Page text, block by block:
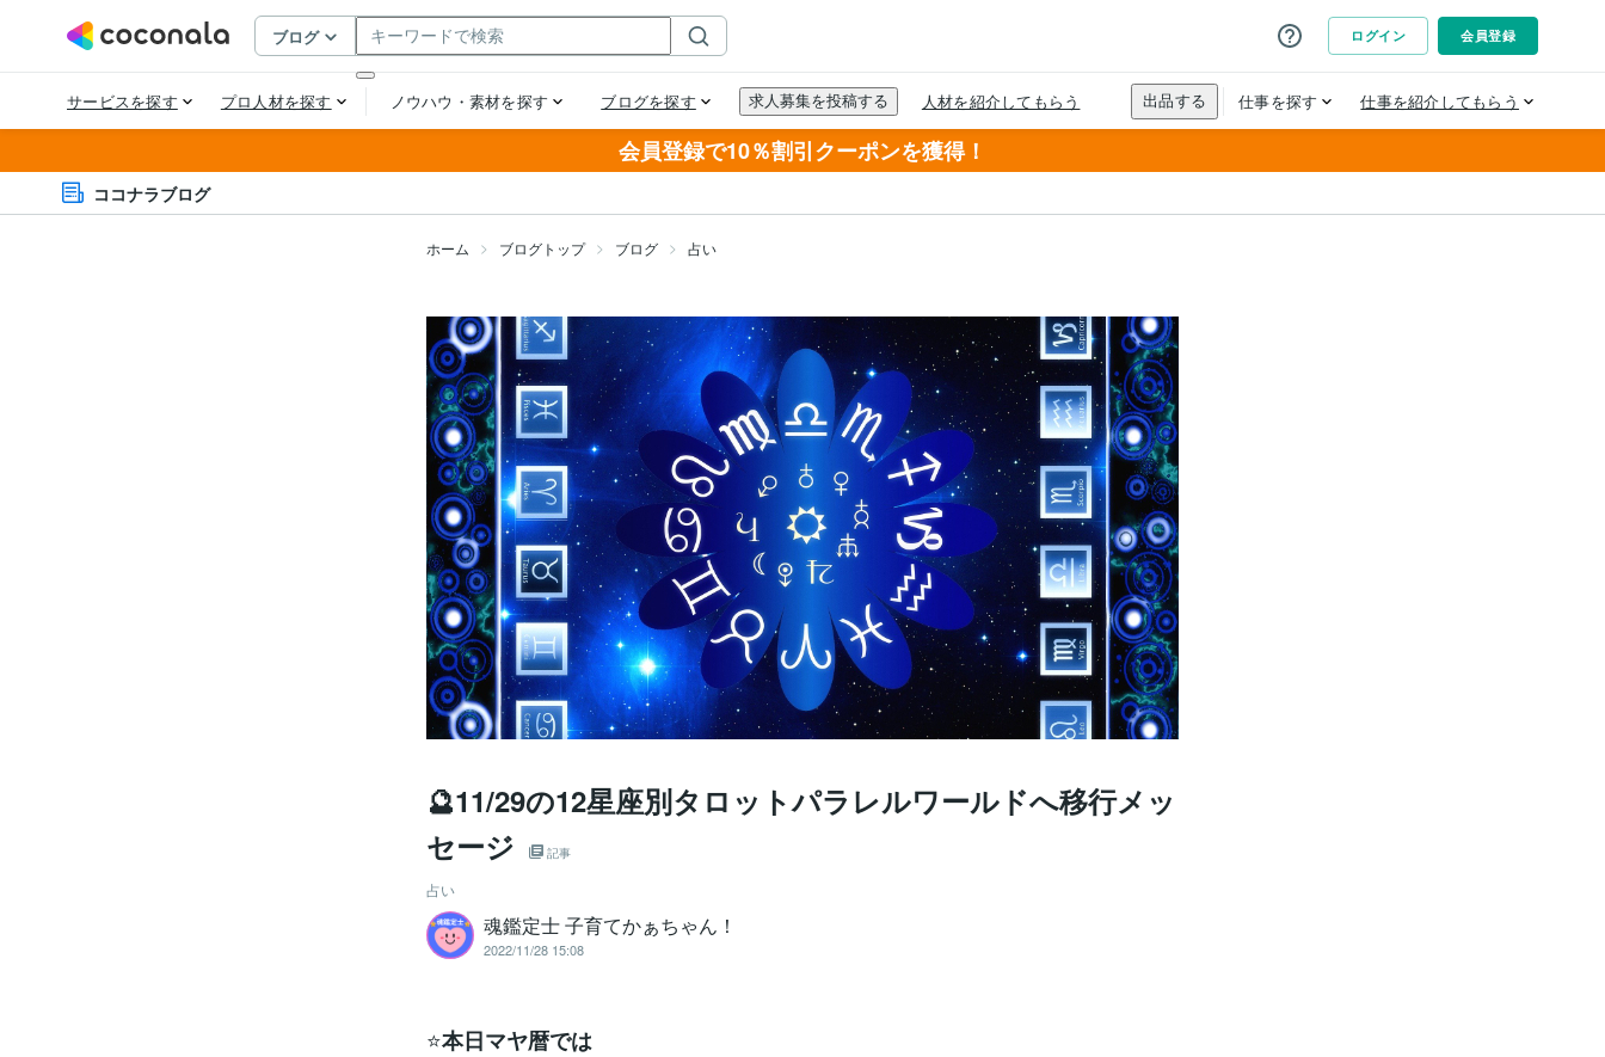
会員登録で10％割引クーポンを獲得！
ココナラブログ
ホーム ブログトップ ブログ 占い
🔮11/29の12星座別タロットパラレルワールドへ移行メッ
セージ
記事
占い
魂鑑定士 子育てかぁちゃん！
2022/11/28 15:08
⭐本日マヤ暦では